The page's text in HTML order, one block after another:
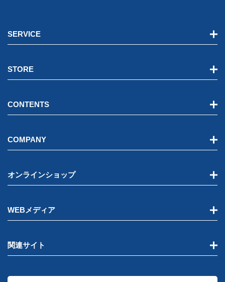
SERVICE
STORE
CONTENTS
COMPANY
オンラインショップ
WEBメディア
関連サイト